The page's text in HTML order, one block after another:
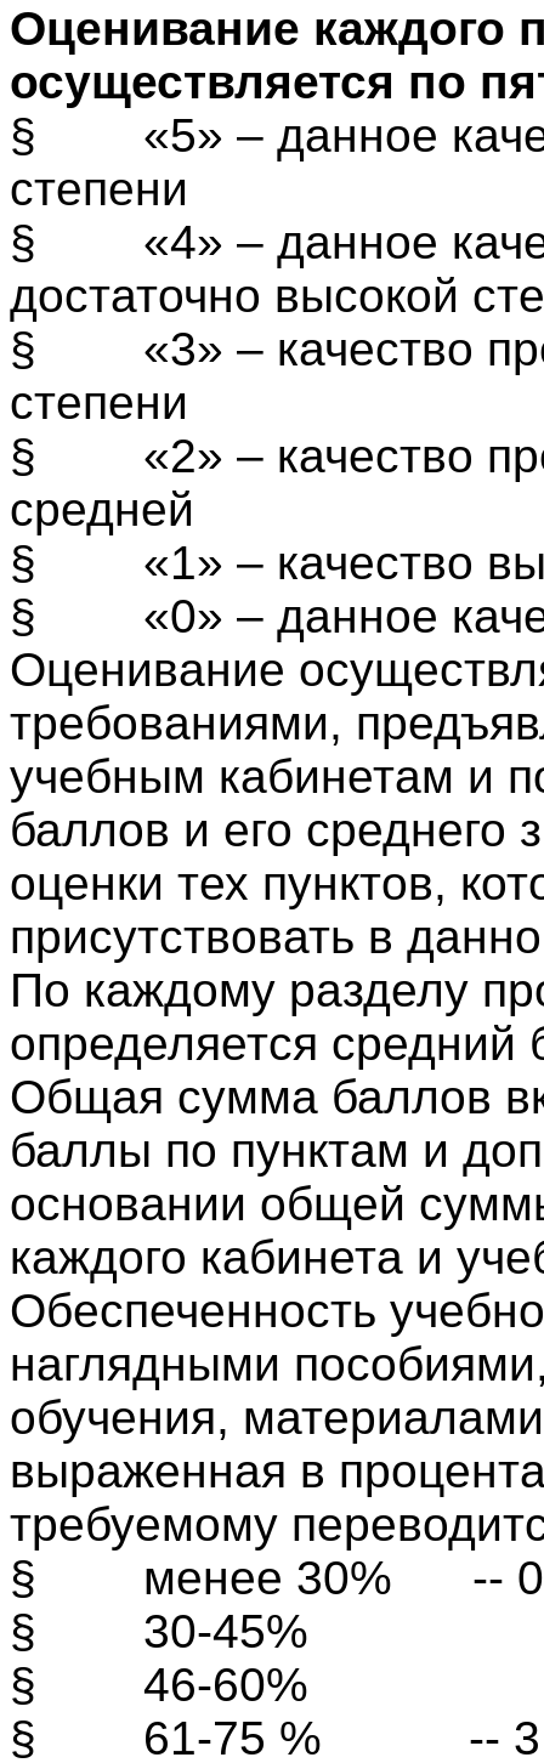
Оценивание каждого
осуществляется по
§
«5» – данное
степени
§
«4» – данное
достаточно высокой
§
«3» – качество
степени
§
«2» – качество
средней
§
«1» – качество
§
«0» – данное
Оценивание
требованиями,
учебным кабинетам и
баллов и его среднего
оценки тех пунктов,
присутствовать в
По каждому разделу
определяется средний
Общая сумма баллов
баллы по пунктам и
основании общей
каждого кабинета и
Обеспеченность
наглядными
обучения,
выраженная в
требуемому
§
менее 30%
-- 0
§
30-45%
§
46-60%
§
61-75 % -- 3